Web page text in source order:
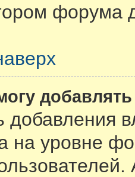
форума
добавления
на уровне